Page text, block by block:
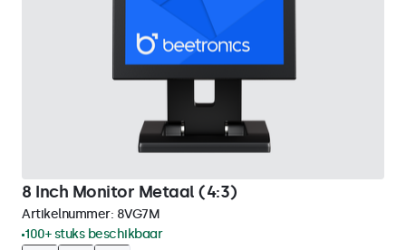
8 Inch Monitor Metaal (4:3)
Artikelnummer: 8VG7M
100+ stuks beschikbaar